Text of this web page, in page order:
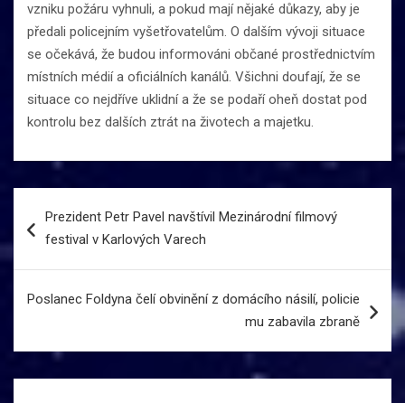
vzniku požáru vyhnuli, a pokud mají nějaké důkazy, aby je
předali policejním vyšetřovatelům. O dalším vývoji situace
se očekává, že budou informováni občané prostřednictvím
místních médií a oficiálních kanálů. Všichni doufají, že se
situace co nejdříve uklidní a že se podaří oheň dostat pod
kontrolu bez dalších ztrát na životech a majetku.
pro
příspěvek
Prezident Petr Pavel navštívil Mezinárodní filmový
festival v Karlových Varech
Poslanec Foldyna čelí obvinění z domácího násilí, policie
mu zabavila zbraně